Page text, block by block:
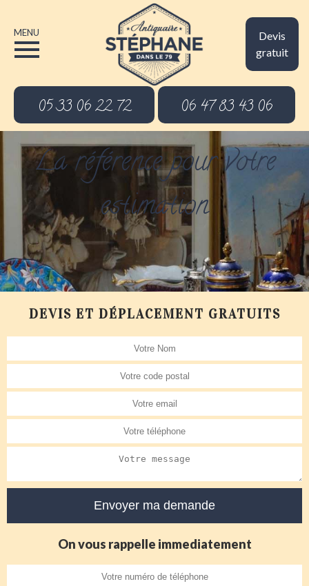
Devis
gratuit
MENU
05 33 06 22 72 06 47 83 43 06
La référence pour votre
estimation
DEVIS ET DÉPLACEMENT GRATUITS
On vous rappelle immediatement